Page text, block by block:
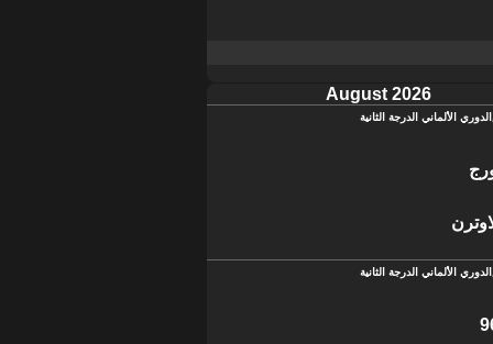
August 2026
الدوري الألماني الدرجة الثانية
الدوري الألماني الدرجة الثانية